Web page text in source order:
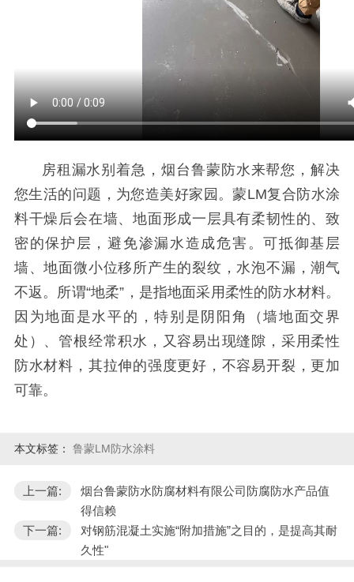
房租漏水别着急，烟台鲁蒙防水来帮您，解决
您生活的问题，为您造美好家园。蒙LM复合防水涂
料干燥后会在墙、地面形成一层具有柔韧性的、致
密的保护层，避免渗漏水造成危害。可抵御基层
墙、地面微小位移所产生的裂纹，水泡不漏，潮气
不返。所谓“地柔”，是指地面采用柔性的防水材料。
因为地面是水平的，特别是阴阳角（墙地面交界
处）、管根经常积水，又容易出现缝隙，采用柔性
防水材料，其拉伸的强度更好，不容易开裂，更加
可靠。
本文标签： 鲁蒙LM防水涂料
上一篇:
烟台鲁蒙防水防腐材料有限公司防腐防水产品值
得信赖
下一篇:
对钢筋混凝土实施“附加措施”之目的，是提高其耐
久性"